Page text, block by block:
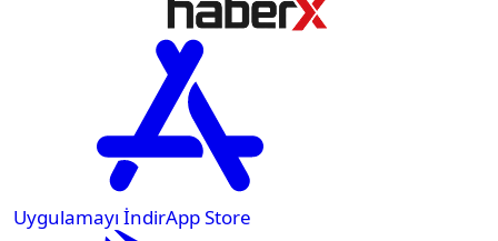
Uygulamayı İndirApp Store